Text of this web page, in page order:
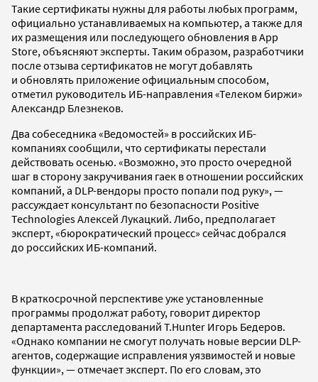
Такие сертификаты нужны для работы любых программ,
официально устанавливаемых на компьютер, а также для
их размещения или последующего обновления в App
Store, объясняют эксперты. Таким образом, разработчики
после отзыва сертификатов не могут добавлять
и обновлять приложение официальным способом,
отметил руководитель ИБ-направления «Телеком биржи»
Александр Блезнеков.
Два собеседника «Ведомостей» в российских ИБ-
компаниях сообщили, что сертификаты перестали
действовать осенью. «Возможно, это просто очередной
шаг в сторону закручивания гаек в отношении российских
компаний, а DLP-вендоры просто попали под руку», —
рассуждает консультант по безопасности Positive
Technologies Алексей Лукацкий. Либо, предполагает
эксперт, «бюрократический процесс» сейчас добрался
до российских ИБ-компаний.
В краткосрочной перспективе уже установленные
программы продолжат работу, говорит директор
департамента расследований T.Hunter Игорь Бедеров.
«Однако компании не смогут получать новые версии DLP-
агентов, содержащие исправления уязвимостей и новые
функции», — отмечает эксперт. По его словам, это